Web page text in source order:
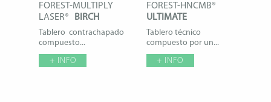
FOREST-MULTIPLY
LASER®
BIRCH
Tablero contrachapado
compuesto...
+ INFO
FOREST-HNCMB®
ULTIMATE
Tablero técnico
compuesto por un...
+ INFO